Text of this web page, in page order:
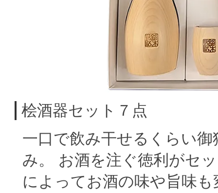
桧酒器セット７点
一口で飲み干せるくらい
み。 お酒を注ぐ徳利がセ
によってお酒の味や旨味